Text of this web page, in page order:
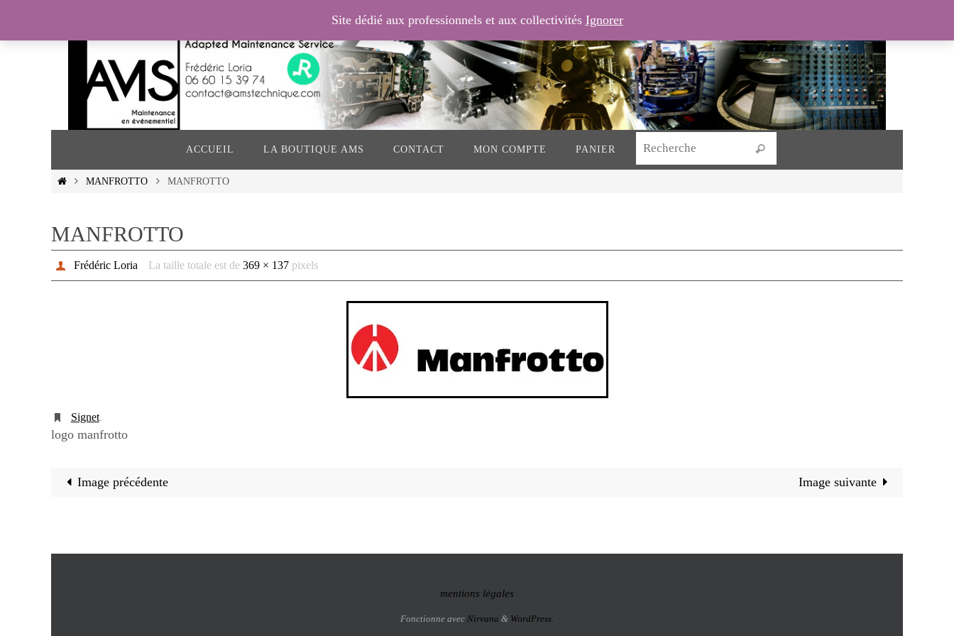
contenu
ACCUEIL LA BOUTIQUE AMS CONTACT MON COMPTE PANIER Recherche
HomeMANFROTTO MANFROTTO
MANFROTTO
Frédéric Loria La taille totale est de 369 × 137pixels
Signet.
logo manfrotto
Image précédente Image suivante
mentions légales
Fonctionne avec Nirvana & WordPress.
Site dédié aux professionnels et aux collectivités Ignorer